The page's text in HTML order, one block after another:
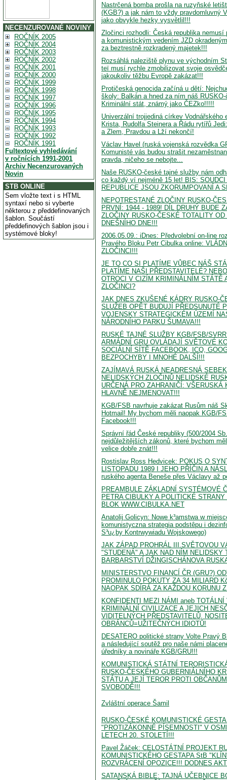
NECENZUROVANÉ NOVINY
ROČNÍK 2005
ROČNÍK 2004
ROČNÍK 2003
ROČNÍK 2002
ROČNÍK 2001
ROČNÍK 2000
ROČNÍK 1999
ROČNÍK 1998
ROČNÍK 1997
ROČNÍK 1996
ROČNÍK 1995
ROČNÍK 1994
ROČNÍK 1993
ROČNÍK 1992
ROČNÍK 1991
Fultextové vyhledávání
v ročnících 1991-2001
Archiv Necenzurovaných
Novin
STB ONLINE
Sem vložte text i s HTML
syntaxí nebo si vyberte
některou z předdefinovaných
šablon. Součástí
předdefinových šablon jsou i
systémové bloky!
Nastrčená bomba prošla na ruzyňské
(KGB?) a jak nám to vždy pravdomluvný
jako obvykle hezky vysvětlil!!!
Zločinci rozhodli: Česká republika nemusí
a komunistickým vedením JZD
za beztrestně rozkradený majetek!!!
Rozsáhlá naleziště plynu ve východním
teï musí rychle zmobilizovat svoje
jakoukoliv těžbu Evropě zakázat!!!
Protičeská genocida začíná u dětí:
školy: Balkán a hned za ním náš
Kriminální stát, známý jako ČEZko!!!!!
Univerzální trojjediná církev Vodnářského
Krista, Rudolfa Steinera a Řádu rytířů
a Zlem, Pravdou a Lží nekončí!
Václav Havel (ruská vojenská rozvědka
Komunisté vás budou strašit
pravda, ničeho se nebojte...
Naše RUSKO-české tajné služby nám
co každý ví nejméně 15 let! BIS:
REPUBLICE JSOU ZKORUMPOVANÍ A
NEPOTRESTANÉ ZLOČINY RUSKO-
PRVNÍ: 1944 - 1989! DÍL DRUHÝ BUDE
ZLOČINY RUSKO-ČESKÉ TOTALITY OD
DNEŠNÍHO DNE!!!
2006.05.09.: iDnes: Předvolební on-line
Pravého Bloku Petr Cibulka online:
ZLOČINCI!!!
JE TO CO SI PLATÍME VŮBEC NÁŠ
PLATÍME NAŠI PŘEDSTAVITELÉ?
OTROCI V CIZÍM KRIMINÁLNÍM STÁTĚ
ZLOČINCI?
JAK DNES ZKUŠENÉ KÁDRY RUSKO-
SLUŽEB OPĚT BUDUJÍ PŘEDSUNUTÉ
VOJENSKY STRATEGICKÉM ÚZEMÍ
NÁRODNÍHO PARKU ŠUMAVA!!!
RUSKÉ TAJNÉ SLUŽBY KGB/FSB/
ARMÁDNÍ GRU OVLÁDAJÍ SVĚTOVÉ
SOCIÁLNÍ SÍTĚ FACEBOOK, ICQ,
BEZPOCHYBY I MNOHÉ DALŠÍ!!!
ZAJÍMAVÁ RUSKÁ NEADRESNÁ
NELIDSKÝCH ZLOČINŮ NELIDSKÉ
URČENÁ PRO ZAHRANIČÍ: VŠERUSKÁ
HLAVNĚ NEJMENOVAT!!!
KGB/FSB navrhuje zakázat Rusům náš
Hotmail! My bychom měli naopak KGB/
Facebook!!!
Správní řád České republiky (500/2004
nejdůležitějších zákonů, které bychom
velice dobře znát!!!
Rostislav Ross Hedvicek: POKUS O
LISTOPADU 1989 I JEHO PŘÍČIN A
ruského agenta Beneše přes Václavy až
PREAMBULE ZÁKLADNÍ SYSTÉMOVÉ
PETRA CIBULKY A POLITICKÉ
BLOK WWW.CIBULKA.NET
Anatolij Golicyn: Nowe k³amstwa w
komunistyczna strategia podstêpu i
S³u¿by Kontrwywiadu Wojskowego)
JAK ZÁPAD PROHRÁL III.SVĚTOVOU
"STUDENÁ" A JAK NAD NÍM NELIDSKY
BARBARSTVÍ DŽINGISCHÁNOVA
MINISTERSTVO FINANCÍ ČR (GRU?)
PROMINULO POKUTY ZA 34 MILIARD
NAOPAK SDÍRÁ ZA KAŽDOU KORUNU
KONFIDENTI MEZI NÁMI aneb
KRIMINÁLNÍ CIVILIZACE A JEJICH
VIDITELNÝCH PŘEDSTAVITELŮ,
OBRÁNCŮ=UŽITEČNÝCH IDIOTŮ!
DESATERO politické strany Volte Pravý
a následující soutěž pro naše námi
úředníky a novináře KGB/GRU!!!
KOMUNISTICKÁ STÁTNÍ
RUSKO-ČESKÉHO GUBERNIÁLNÍHO
STÁTU A JEJÍ TEROR PROTI
SVOBODĚ!!!
Zvláštní operace Šamil
RUSKO-ČESKÉ KOMUNISTICKÉ
"PROTIZÁKONNÉ PÍSEMNOSTI" V
LETECH 20. STOLETÍ!!!
Pavel Žáček: CELOSTÁTNÍ PROJEKT
KOMUNISTICKÉHO GESTAPA StB
ROZVRÁCENÍ OPOZICE!!! DODNES
SATANSKÁ BIBLE: TAJNÁ UČEBNICE